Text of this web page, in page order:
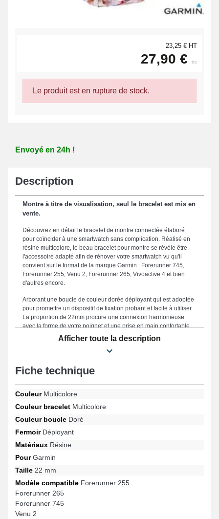
23,25 € HT
27,90 € ttc
Le produit est en rupture de stock.
Envoyé en 24h !
Description
Montre à titre de visualisation, seul le bracelet est mis en
vente.
Découvrez en détail le bracelet de montre connectée élaboré
pour coïncider à une smartwatch sans complication. Réalisé en
résine multicolore, le beau bracelet pour montre se révèle être
l'accessoire adapté afin de rénover votre smartwatch vu qu'il
convient sur le format de la marque Garmin : Forerunner 745,
Forerunner 255, Venu 2, Forerunner 265, Vivoactive 4 et bien
d'autres encore.
Arborant une boucle de couleur dorée déployant qui est adoptée
pour promettre un dispositif de fixation probant et facile à utiliser.
La proportion de 22mm procure une connexion harmonieuse
avec la forme de votre poignet et une prise en main confortable.
Apprécié en raison de son endurance, ce bracelet smartwatch se
positionne comme une alternative appropriée destinée à rénover
un bracelet brisé ou fatigué, en proposant une longévité accrue
style d'accessoire horloger a été conçue pour ceux qui
recherchent une symbiose entre esthétique et innovation, ce
professionnels. Compatible sur les modèles Forerunner 265,
Forerunner 255, Venu 2, Forerunner 745, Vivoactive 4 entre
arbore un fermoir déployant solide. En utilisant son design
élégant, ce produit Garmin se fond parfaitement à divers modèles
assurant un ajustement précis.
Afficher toute la description
Fiche technique
CouleurMulticolore
Couleur bracelet Multicolore
Couleur boucle Doré
FermoirDéployant
Matériaux Résine
PourGarmin
Taille 22 mm
Modèle compatible Forerunner 255
Forerunner 265
Forerunner 745
Venu 2